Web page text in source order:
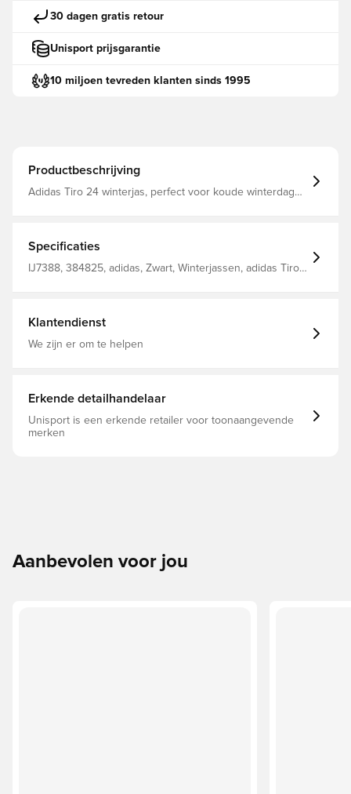
30 dagen gratis retour
Unisport prijsgarantie
10 miljoen tevreden klanten sinds 1995
Productbeschrijving
Adidas Tiro 24 winterjas, perfect voor koude winterdagen
70% gerecycleerd materiaal
Specificaties
IJ7388, 384825, adidas, Zwart, Winterjassen, adidas Tiro,
Klantendienst
We zijn er om te helpen
Erkende detailhandelaar
Unisport is een erkende retailer voor toonaangevende
merken
Aanbevolen voor jou